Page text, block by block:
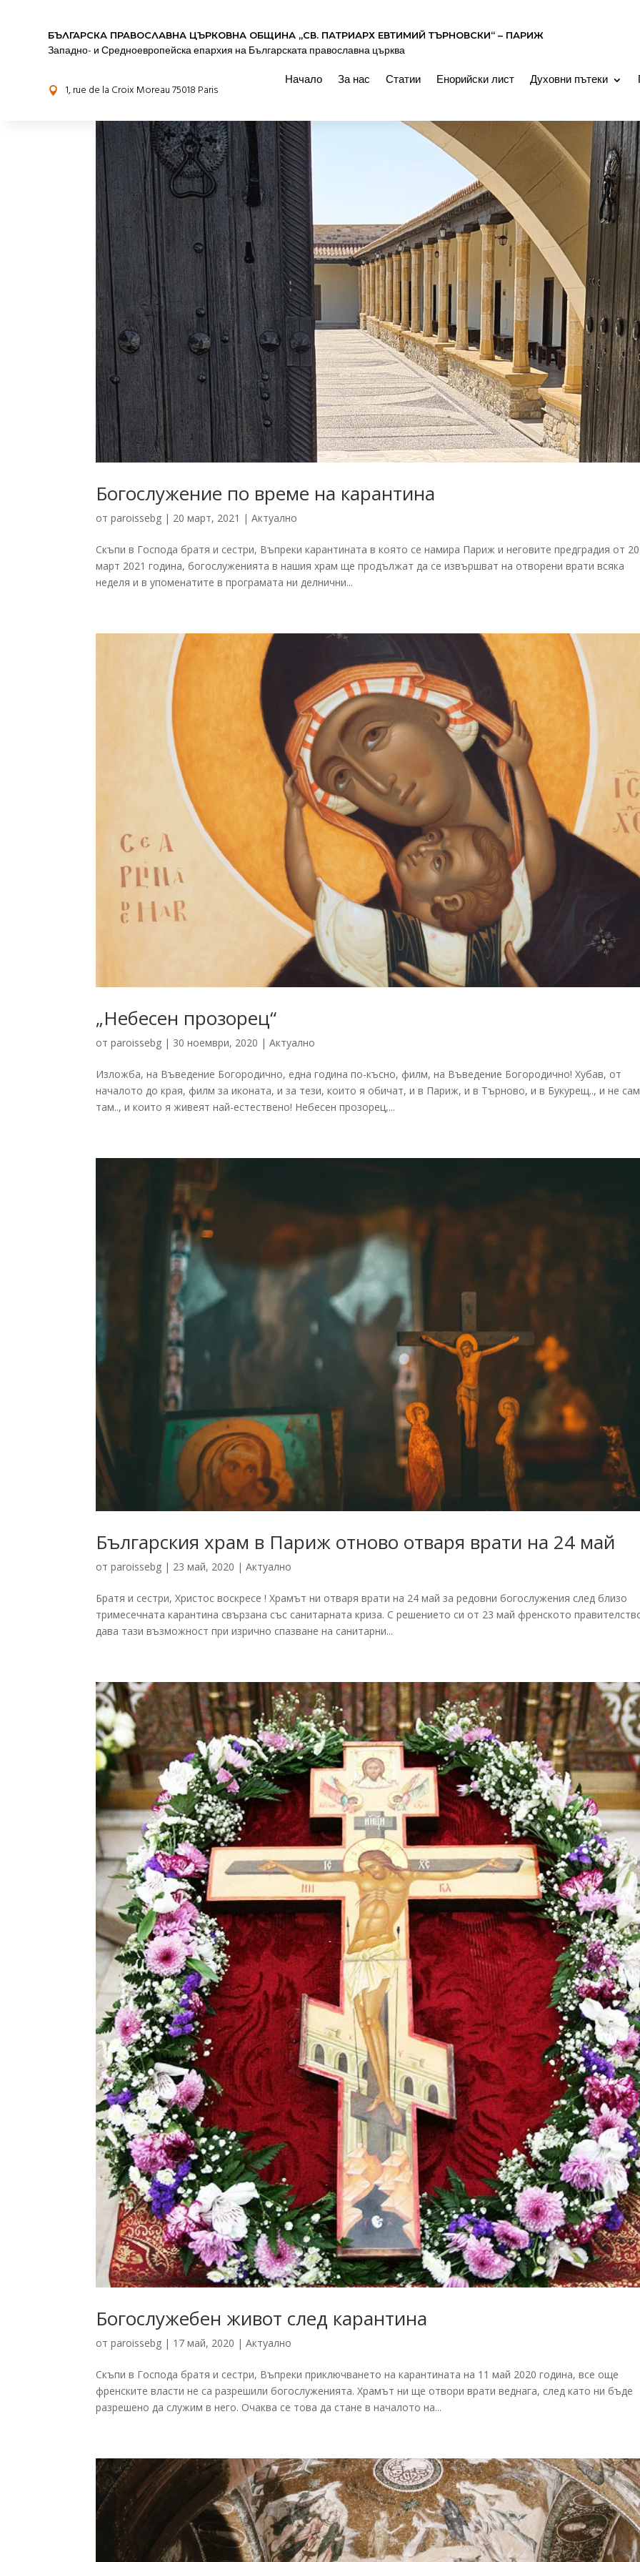
БЪЛГАРСКА ПРАВОСЛАВНА ЦЪРКОВНА OБЩИНА „СВ. ПАТРИАРХ ЕВТИМИЙ ТЪРНОВСКИ“ – ПАРИЖ
Западно- и Средноевропейска епархия на Българската православна църква
 1, rue de la Croix Moreau 75018 Paris
Начало За нас Статии Енорийски лист Духовни пътеки
Богослужение по време на карантина
отparoissebg | 20 март, 2021 |Актуално
Скъпи в Господа братя и сестри, Въпреки карантината в която се намира Париж и неговите предградия от 20
март 2021 година, богослуженията в нашия храм ще продължат да се извършват на отворени врати всяка
неделя и в упоменатите в програмата ни делнични...
„Небесен прозорец“
отparoissebg | 30 ноември, 2020 |Актуално
Изложба, на Въведение Богородично, една година по-късно, филм, на Въведение Богородично! Хубав, от
началото до края, филм за иконата, и за тези, които я обичат, и в Париж, и в Търново, и в Букурещ.., и не
там.., и които я живеят най-естествено! Небесен прозорец,...
Българския храм в Париж отново отваря врати на 24 май
отparoissebg | 23 май, 2020 |Актуално
Братя и сестри, Христос воскресе ! Храмът ни отваря врати на 24 май за редовни богослужения след близо
тримесечната карантина свързана със санитарната криза. С решението си от 23 май френското
дава тази възможност при изрично спазване на санитарни...
Богослужебен живот след карантина
отparoissebg | 17 май, 2020 |Актуално
Скъпи в Господа братя и сестри, Въпреки приключването на карантината на 11 май 2020 година, все още
френските власти не са разрешили богослуженията. Храмът ни ще отвори врати веднага, след като ни бъде
разрешено да служим в него. Очаква се това да стане в началото на...